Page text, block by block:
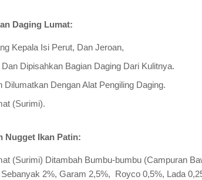
Daging Lumat:
Kepala Isi Perut, Dan Jeroan,
Dipisahkan Bagian Daging Dari Kulitnya.
Dilumatkan Dengan Alat Pengiling Daging.
(Surimi).
Nugget Ikan Patin:
(Surimi) Ditambah Bumbu-bumbu (Campuran
Sebanyak 2%, Garam 2,5%, Royco 0,5%, Lada